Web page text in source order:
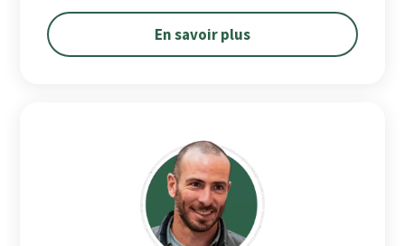
En savoir plus